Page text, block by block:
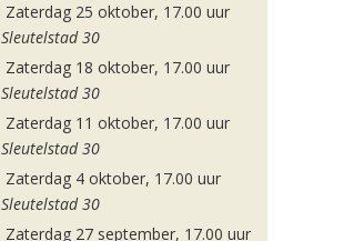
Zaterdag 25 oktober, 17.00 uur
Sleutelstad 30
Zaterdag 18 oktober, 17.00 uur
Sleutelstad 30
Zaterdag 11 oktober, 17.00 uur
Sleutelstad 30
Zaterdag 4 oktober, 17.00 uur
Sleutelstad 30
Zaterdag 27 september, 17.00 uur